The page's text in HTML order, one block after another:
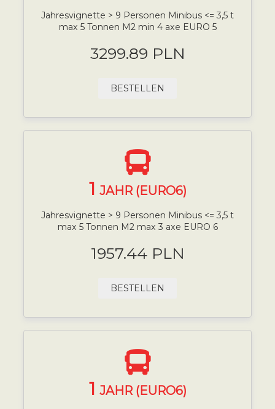
Jahresvignette > 9 Personen Minibus <= 3,5 t
max 5 Tonnen M2 min 4 axe EURO 5
3299.89 PLN
BESTELLEN
1 JAHR (EURO6)
Jahresvignette > 9 Personen Minibus <= 3,5 t
max 5 Tonnen M2 max 3 axe EURO 6
1957.44 PLN
BESTELLEN
1 JAHR (EURO6)